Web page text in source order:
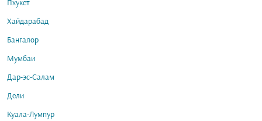
Пхукет
Хайдарабад
Бангалор
Мумбаи
Дар-эс-Салам
Дели
Куала-Лумпур